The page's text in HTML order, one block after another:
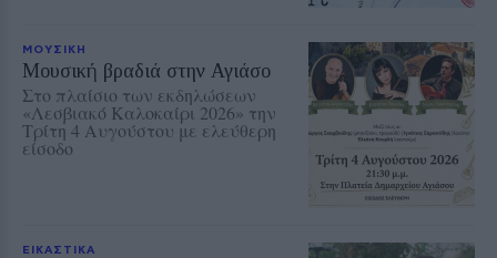
ΜΟΥΣΙΚΗ
Μουσική βραδιά στην Αγιάσο
Στο πλαίσιο των εκδηλώσεων
«Λεσβιακό Καλοκαίρι 2026» την
Τρίτη 4 Αυγούστου με ελεύθερη
είσοδο
ΕΙΚΑΣΤΙΚΑ